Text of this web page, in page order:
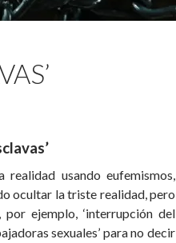
usando eufemismos,
ocultar la triste realidad, pero
ejemplo, ‘interrupción del
sexuales’ para no decir